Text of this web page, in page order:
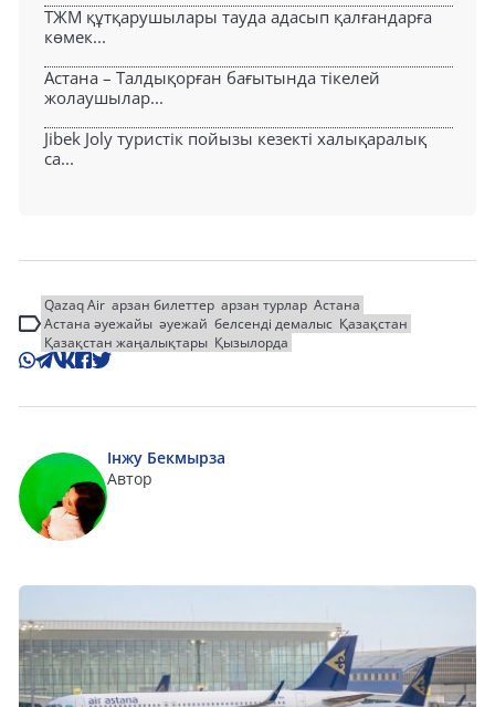
ТЖМ құтқарушылары тауда адасып қалғандарға
көмек...
Астана – Талдықорған бағытында тікелей
жолаушылар...
Jibek Joly туристік пойызы кезекті халықаралық
са...
Qazaq Air арзан билеттер арзан турлар Астана
Астана әуежайы әуежай белсенді демалыс Қазақстан
Қазақстан жаңалықтары Қызылорда
Інжу Бекмырза
Автор